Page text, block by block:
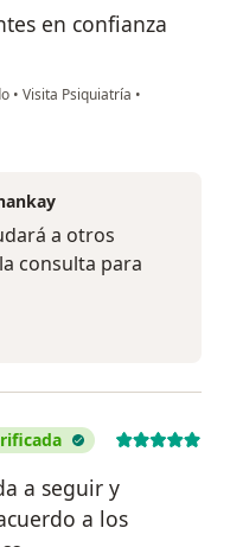
en confianza
• Visita Psiquiatría •
a otros
consulta para
a seguir y
a los